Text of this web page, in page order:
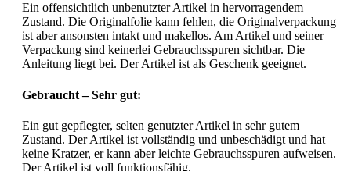
Ein offensichtlich unbenutzter Artikel in hervorragendem
Zustand. Die Originalfolie kann fehlen, die Originalverpackung
ist aber ansonsten intakt und makellos. Am Artikel und seiner
Verpackung sind keinerlei Gebrauchsspuren sichtbar. Die
Anleitung liegt bei. Der Artikel ist als Geschenk geeignet.
Gebraucht – Sehr gut:
Ein gut gepflegter, selten genutzter Artikel in sehr gutem
Zustand. Der Artikel ist vollständig und unbeschädigt und hat
keine Kratzer, er kann aber leichte Gebrauchsspuren aufweisen.
Der Artikel ist voll funktionsfähig.